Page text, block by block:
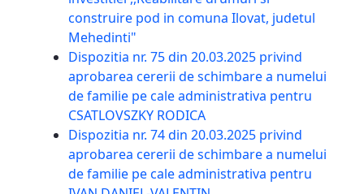
construire pod in comuna Ilovat, judetul
Mehedinti"
Dispozitia nr. 75 din 20.03.2025 privind
aprobarea cererii de schimbare a numelui
de familie pe cale administrativa pentru
CSATLOVSZKY RODICA
Dispozitia nr. 74 din 20.03.2025 privind
aprobarea cererii de schimbare a numelui
de familie pe cale administrativa pentru